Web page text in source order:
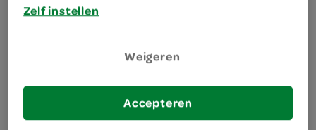
deel op facebook
Zelf instellen
Weigeren
Accepteren